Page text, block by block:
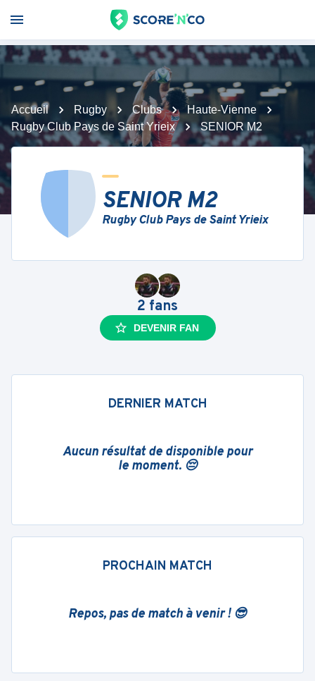
Accueil Rugby Clubs
Haute-Vienne
Rugby Club Pays de Saint Yrieix
SENIOR M2
SENIOR M2
Rugby Club Pays de Saint Yrieix
2 fans
DEVENIR FAN
DERNIER MATCH
Aucun résultat de disponible pour
le moment. 😔
PROCHAIN MATCH
Repos, pas de match à venir ! 😎